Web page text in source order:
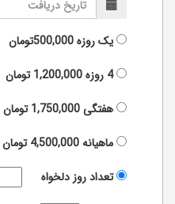
یک روزه500,000تومان
4 روزه
1,200,000تومان
هفتگی1,750,000تومان
ماهیانه4,500,000تومان
تعداد روز دلخواه